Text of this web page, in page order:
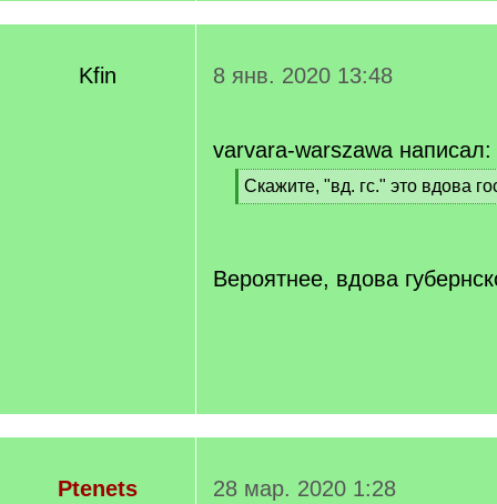
Kfin 8 янв. 2020 13:48
varvara-warszawa написал:
[
q
Скажите, "вд. гс." это вдова
[
Вероятнее, вдова
Ptenets
28 мар. 2020 1:28